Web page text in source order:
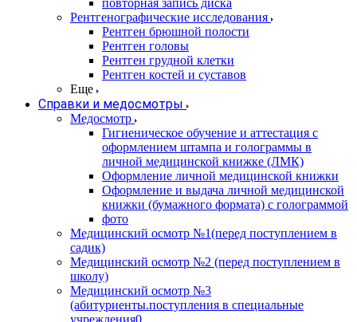
повторная запись диска
Рентгенографические исследования
Рентген брюшной полости
Рентген головы
Рентген грудной клетки
Рентген костей и суставов
Еще
Справки и медосмотры
Медосмотр
Гигиеническое обучение и аттестация с
оформлением штампа и голограммы в
личной медицинской книжке (ЛМК)
Оформление личной медицинской книжки
Оформление и выдача личной медицинской
книжки (бумажного формата) с голограммой
фото
Медицинский осмотр №1(перед поступлением в
садик)
Медицинский осмотр №2 (перед поступлением в
школу)
Медицинский осмотр №3
(абитуриенты.поступления в специальные
учреждения0